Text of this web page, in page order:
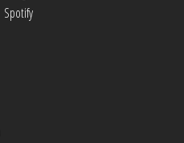
Spotify